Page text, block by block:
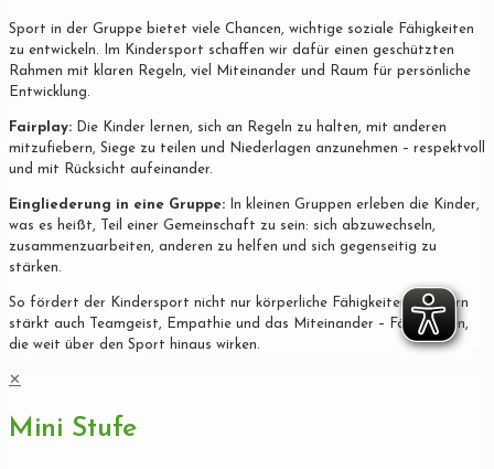
Sport in der Gruppe bietet viele Chancen, wichtige soziale Fähigkeiten
zu entwickeln. Im Kindersport schaffen wir dafür einen geschützten
Rahmen mit klaren Regeln, viel Miteinander und Raum für persönliche
Entwicklung.
Fairplay: Die Kinder lernen, sich an Regeln zu halten, mit anderen
mitzufiebern, Siege zu teilen und Niederlagen anzunehmen – respektvoll
und mit Rücksicht aufeinander.
Eingliederung in eine Gruppe: In kleinen Gruppen erleben die Kinder,
was es heißt, Teil einer Gemeinschaft zu sein: sich abzuwechseln,
zusammenzuarbeiten, anderen zu helfen und sich gegenseitig zu
stärken.
So fördert der Kindersport nicht nur körperliche Fähigkeiten, sondern
stärkt auch Teamgeist, Empathie und das Miteinander – Fähigkeiten,
die weit über den Sport hinaus wirken.
✕
Mini Stufe